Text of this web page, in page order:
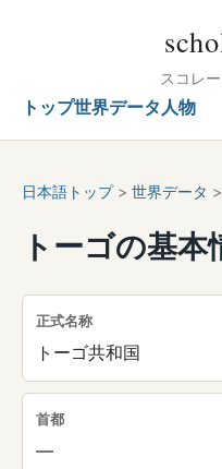
スコレ
トップ世界データ 人物
日本語トップ> 世界データ >
トーゴの基本
正式名称
トーゴ共和国
首都
—